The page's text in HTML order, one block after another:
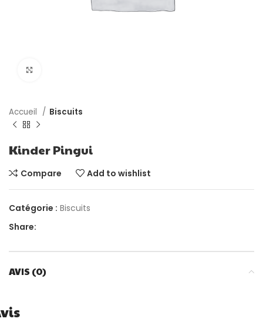
Accueil Biscuits
Kinder Pingui
Compare Add to wishlist
Catégorie : Biscuits
Share:
AVIS (0)